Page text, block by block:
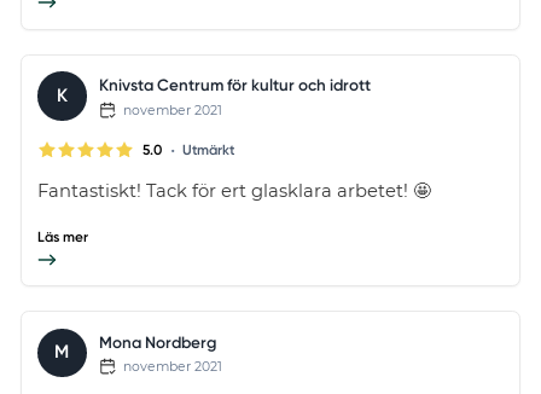
K Knivsta Centrum för kultur och idrott
november 2021
5.0 • Utmärkt
Fantastiskt! Tack för ert glasklara arbetet! 🤩
Läs mer
M Mona Nordberg
november 2021